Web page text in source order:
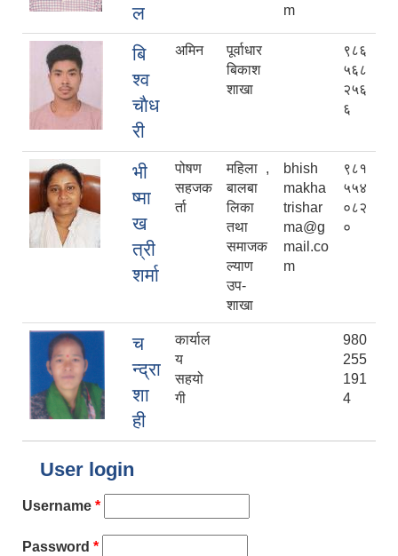
ल
m
बि
श्व
चाैध
री
अमिन
पूर्वाधार
बिकाश
शाखा
९८६
५६८
२५६
६
भी
ष्मा
ख
त्री
शर्मा
पोषण
सहजक
र्ता
महिला ,
बालबा
लिका
तथा
समाजक
ल्याण
उप-
शाखा
bhish
makha
trishar
ma@g
mail.co
m
९८१
५५४
०८२
०
च
न्द्रा
शा
ही
कार्याल
य
सहयो
गी
980
255
191
4
User login
Username *
Password *